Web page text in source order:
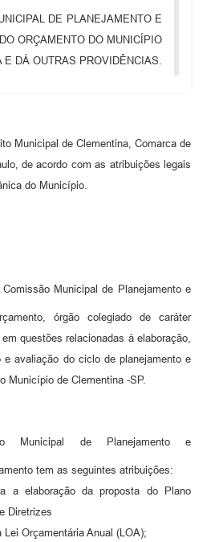
DE PLANEJAMENTO E
ORÇAMENTO DO MUNICÍPIO
E DÁ OUTRAS PROVIDÊNCIAS.
Municipal de Clementina, Comarca de
de acordo com as atribuições legais
do Município.
Municipal de Planejamento e
órgão colegiado de caráter
questões relacionadas à elaboração,
e avaliação do ciclo de planejamento e
Município de Clementina -SP.
Municipal de Planejamento e
tem as seguintes atribuições:
a elaboração da proposta do Plano
Diretrizes
Orçamentária Anual (LOA);